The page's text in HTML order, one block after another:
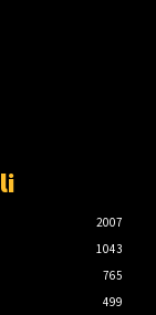
2007
1043
765
499